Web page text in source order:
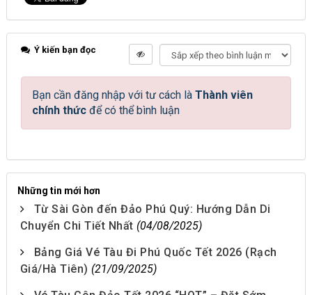
Ý kiến bạn đọc
Bạn cần đăng nhập với tư cách là Thành viên
chính thứcđể có thể bình luận
Những tin mới hơn
Từ Sài Gòn đến Đảo Phú Quý: Hướng Dẫn Di
Chuyển Chi Tiết Nhất (04/08/2025)
Bảng Giá Vé Tàu Đi Phú Quốc Tết 2026 (Rạch
Giá/Hà Tiên) (21/09/2025)